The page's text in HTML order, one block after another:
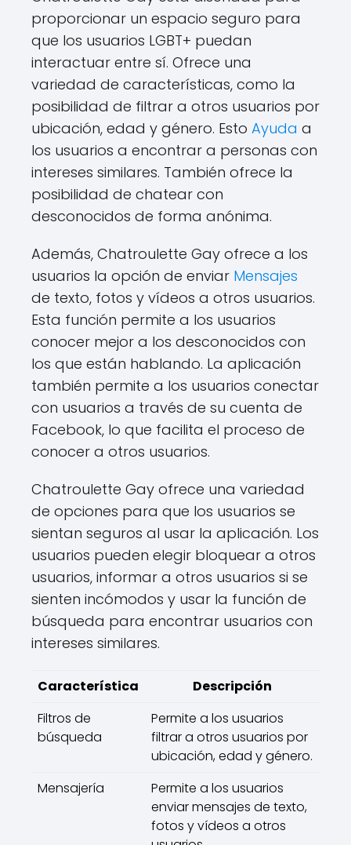
proporcionar un espacio seguro para
que los usuarios LGBT+ puedan
interactuar entre sí. Ofrece una
variedad de características, como la
posibilidad de filtrar a otros usuarios por
ubicación, edad y género. Esto Ayuda a
los usuarios a encontrar a personas con
intereses similares. También ofrece la
posibilidad de chatear con
desconocidos de forma anónima.
Además, Chatroulette Gay ofrece a los
usuarios la opción de enviar Mensajes
de texto, fotos y vídeos a otros usuarios.
Esta función permite a los usuarios
conocer mejor a los desconocidos con
los que están hablando. La aplicación
también permite a los usuarios conectar
con usuarios a través de su cuenta de
Facebook, lo que facilita el proceso de
conocer a otros usuarios.
Chatroulette Gay ofrece una variedad
de opciones para que los usuarios se
sientan seguros al usar la aplicación. Los
usuarios pueden elegir bloquear a otros
usuarios, informar a otros usuarios si se
sienten incómodos y usar la función de
búsqueda para encontrar usuarios con
intereses similares.
Característica
Descripción
Filtros de
búsqueda
Permite a los usuarios
filtrar a otros usuarios por
ubicación, edad y género.
Mensajería
Permite a los usuarios
enviar mensajes de texto,
fotos y vídeos a otros